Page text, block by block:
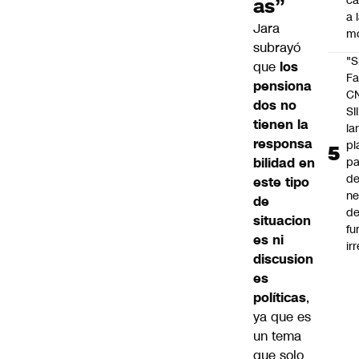
as”
Jara
subrayó
que los
pensiona
dos no
tienen la
responsa
bilidad en
este tipo
de
situacion
es ni
discusion
es
políticas,
ya que es
un tema
que solo
a
SII
de